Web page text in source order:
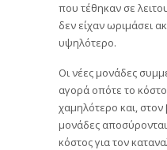
που τέθηκαν σε
δεν είχαν ωριμάσει
υψηλότερο.
Οι νέες μονάδες
αγορά οπότε το
χαμηλότερο και,
μονάδες
κόστος για τον